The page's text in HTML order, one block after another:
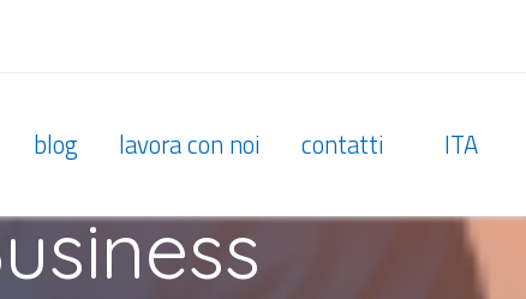
blog lavora con noi contatti ITA